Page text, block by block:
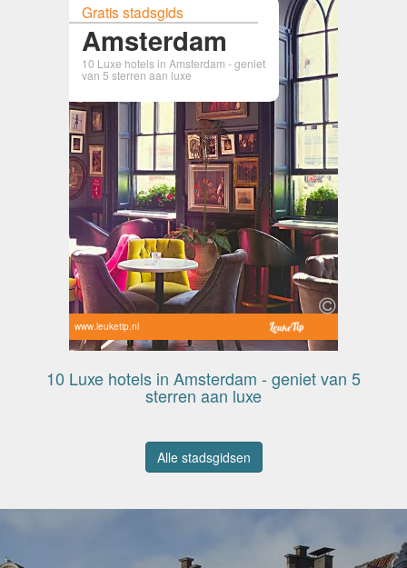
Gratis stadsgids
Amsterdam
10 Luxe hotels in Amsterdam - geniet
van 5 sterren aan luxe
www.leuketip.nl
10 Luxe hotels in Amsterdam - geniet van 5
sterren aan luxe
Alle stadsgidsen